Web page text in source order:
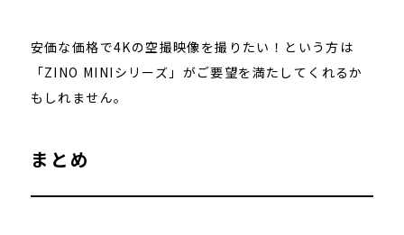
安価な価格で4Kの空撮映像を撮りたい！という方は
「ZINO MINIシリーズ」がご要望を満たしてくれるか
もしれません。
まとめ